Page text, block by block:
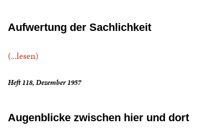
Aufwertung der Sachlichkeit
(...lesen)
Heft 118, Dezember 1957
Augenblicke zwischen hier und dort